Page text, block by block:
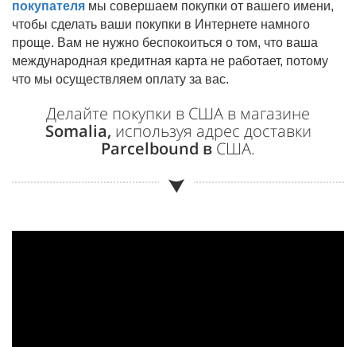
покупателя мы совершаем покупки от вашего имени,
чтобы сделать ваши покупки в Интернете намного
проще. Вам не нужно беспокоиться о том, что ваша
международная кредитная карта не работает, потому
что мы осуществляем оплату за вас.
Делайте покупки в США в магазине
Somalia, используя адрес доставки
Parcelbound вСША.